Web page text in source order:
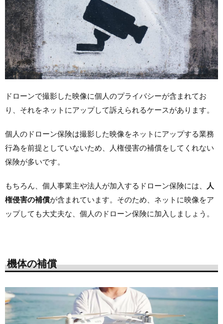
ドローンで撮影した映像に個人のプライバシーが含まれてお
り、それをネットにアップして訴えられるケースがあります。
個人のドローン保険は撮影した映像をネットにアップする業務
行為を前提としていないため、人権侵害の補償をしてくれない
保険が多いです。
もちろん、個人事業主や法人が加入するドローン保険には、
人
権侵害の補償が含まれています。そのため、ネットに映像をア
ップしても大丈夫な、個人のドローン保険に加入しましょう。
機体の補償